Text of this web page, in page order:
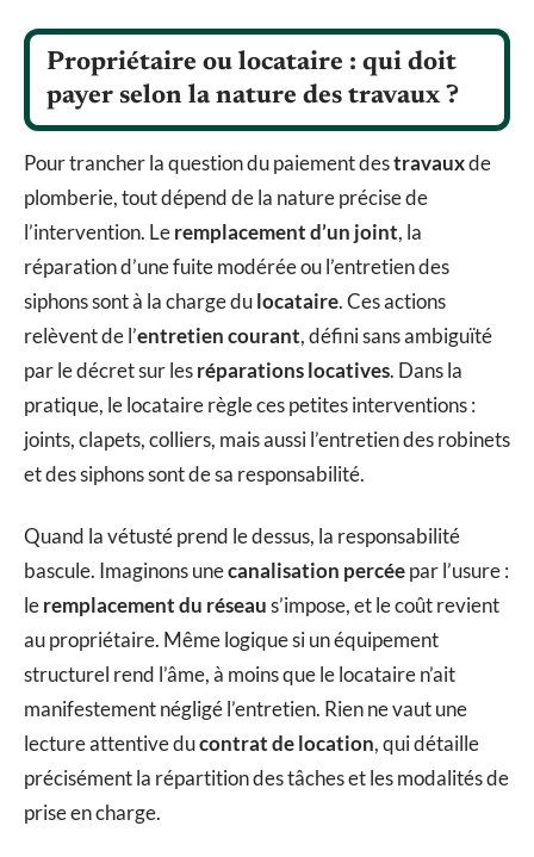
Propriétaire ou locataire : qui doit
payer selon la nature des travaux ?
Pour trancher la question du paiement destravauxde
plomberie, tout dépend de la nature précise de
l’intervention. Leremplacement d’un joint, la
réparation d’une fuite modérée ou l’entretien des
siphons sont à la charge dulocataire. Ces actions
relèvent de l’entretien courant, défini sans ambiguïté
par le décret sur lesréparations locatives. Dans la
pratique, le locataire règle ces petites interventions :
joints, clapets, colliers, mais aussi l’entretien des robinets
et des siphons sont de sa responsabilité.
Quand la vétusté prend le dessus, la responsabilité
bascule. Imaginons unecanalisation percéepar l’usure :
leremplacement du réseaus’impose, et le coût revient
au propriétaire. Même logique si un équipement
structurel rend l’âme, à moins que le locataire n’ait
manifestement négligé l’entretien. Rien ne vaut une
lecture attentive ducontrat de location, qui détaille
précisément la répartition des tâches et les modalités de
prise en charge.